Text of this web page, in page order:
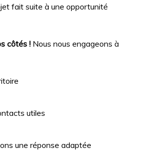
fait suite à une opportunité
côtés! Nous nous engageons à
utiles
une réponse adaptée